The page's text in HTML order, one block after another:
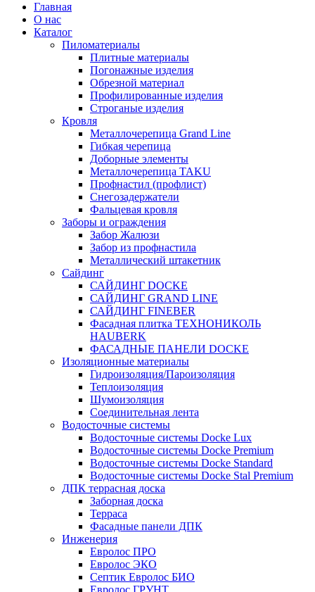
Главная
О нас
Каталог
Пиломатериалы
Плитные материалы
Погонажные изделия
Обрезной материал
Профилированные изделия
Строганые изделия
Кровля
Металлочерепица Grand Line
Гибкая черепица
Доборные элементы
Металлочерепица TAKU
Профнастил (профлист)
Снегозадержатели
Фальцевая кровля
Заборы и ограждения
Забор Жалюзи
Забор из профнастила
Металлический штакетник
Сайдинг
САЙДИНГ DOCKE
САЙДИНГ GRAND LINE
САЙДИНГ FINEBER
Фасадная плитка ТЕХНОНИКОЛЬ
HAUBERK
ФАСАДНЫЕ ПАНЕЛИ DOCKE
Изоляционные материалы
Гидроизоляция/Пароизоляция
Теплоизоляция
Шумоизоляция
Соединительная лента
Водосточные системы
Водосточные системы Docke Lux
Водосточные системы Docke Premium
Водосточные системы Docke Standard
Водосточные системы Docke Stal Premium
ДПК террасная доска
Заборная доска
Терраса
Фасадные панели ДПК
Инженерия
Евролос ПРО
Евролос ЭКО
Септик Евролос БИО
Евролос ГРУНТ